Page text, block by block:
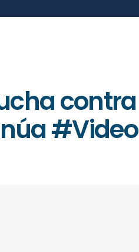
contra
#Video